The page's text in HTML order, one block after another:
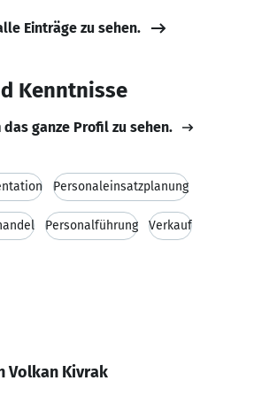
Einträge zu sehen.
Kenntnisse
ganze Profil zu sehen.
Personaleinsatzplanung
Personalführung Verkauf
Volkan Kivrak